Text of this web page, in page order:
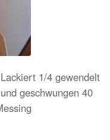
1/4 gewendelt
geschwungen 40